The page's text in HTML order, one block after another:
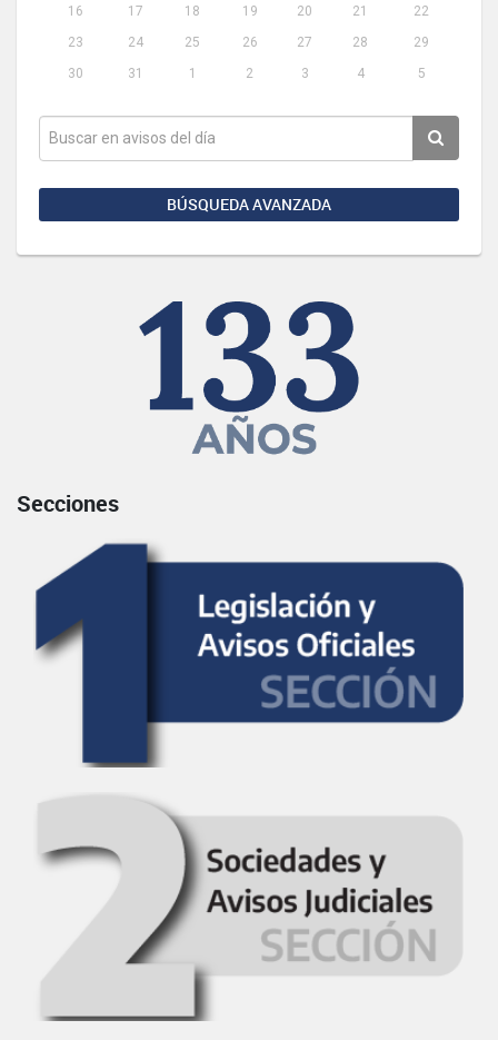
16
17 18 19 20 21
22
23
24 25 26 27 28
29
30
31 1 2 3 4 5
BÚSQUEDA AVANZADA
Secciones